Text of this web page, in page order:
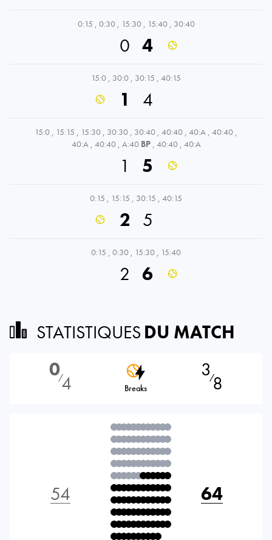
0:15 , 0:30 , 15:30 , 15:40 , 30:40
0 4
15:0 , 30:0 , 30:15 , 40:15
1 4
15:0 , 15:15 , 15:30 , 30:30 , 30:40 , 40:40 , 40:A , 40:40 ,
40:A , 40:40 , A:40 BP , 40:40 , 40:A
1 5
0:15 , 15:15 , 30:15 , 40:15
2 5
0:15 , 0:30 , 15:30 , 15:40
2 6
STATISTIQUES DU MATCH
0⁄4 Breaks
3⁄8
54 64